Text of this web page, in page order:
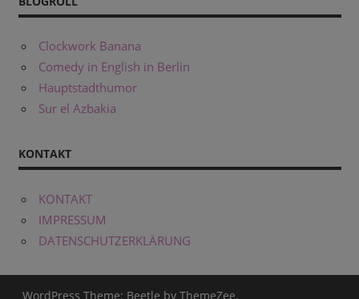
Clockwork Banana
Comedy in English in Berlin
Hauptstadthumor
Sur el Azbakia
KONTAKT
KONTAKT
IMPRESSUM
DATENSCHUTZERKLÄRUNG
WordPress Theme: Beetle by ThemeZee.